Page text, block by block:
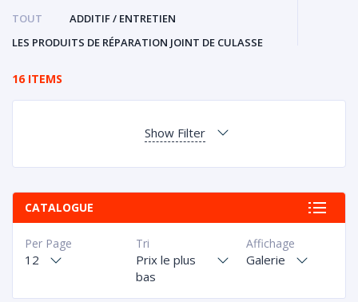
TOUT
ADDITIF / ENTRETIEN
LES PRODUITS DE RÉPARATION JOINT DE CULASSE
16 ITEMS
Show Filter
CATALOGUE
Affichage
Galerie
Tri
Prix le plus
bas
Per Page
12